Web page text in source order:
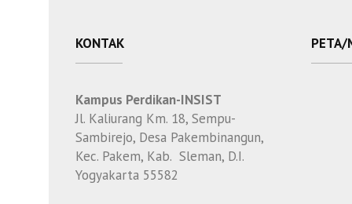
KONTAK
Kampus Perdikan-INSIST
Jl. Kaliurang Km. 18, Sempu-
Sambirejo, Desa Pakembinangun,
Kec. Pakem, Kab. Sleman, D.I.
Yogyakarta 55582
PETA/